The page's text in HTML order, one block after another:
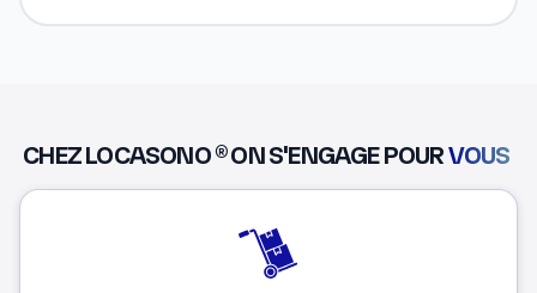
CHEZ LOCASONO ® ON S'ENGAGE POURVOUS